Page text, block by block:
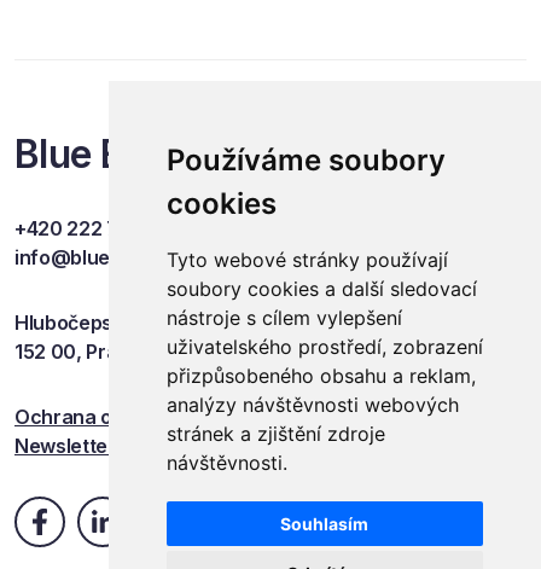
Používáme soubory
cookies
Tyto webové stránky používají
soubory cookies a další sledovací
nástroje s cílem vylepšení
uživatelského prostředí, zobrazení
přizpůsobeného obsahu a reklam,
analýzy návštěvnosti webových
stránek a zjištění zdroje
návštěvnosti.
Souhlasím
Blue Events
+420 222 749 841
info@blueevents.eu
Hlubočepská 701/38c
152 00, Praha 5
Ochrana osobních údajů
Newsletter